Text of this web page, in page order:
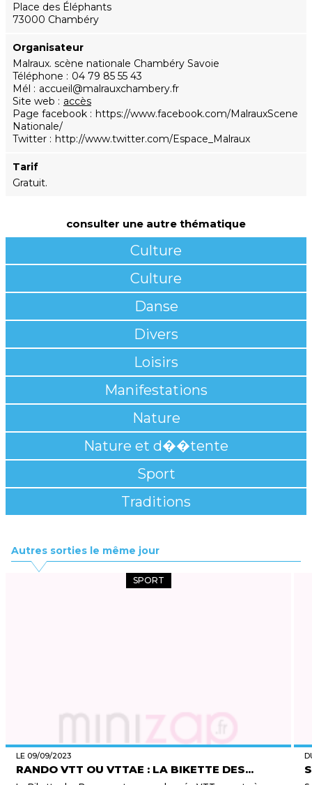
Place des Éléphants
73000 Chambéry
Organisateur
Malraux. scène nationale Chambéry Savoie
Téléphone
04 79 85 55 43
Mél
accueil@malrauxchambery.fr
Site web
accès
Page facebook
https://www.facebook.com/MalrauxScene
Nationale/
Twitter
http://www.twitter.com/Espace_Malraux
Tarif
Gratuit.
consulter une autre thématique
Culture
Culture
Danse
Divers
Loisirs
Manifestations
Nature
Nature et d��tente
Sport
Traditions
Autres sorties le même jour
SPORT
LE 09/09/2023
RANDO VTT OU VTTAE : LA BIKETTE DES...